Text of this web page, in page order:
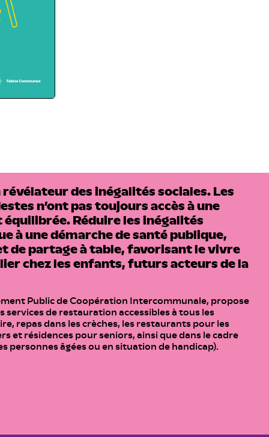
révélateur des inégalités sociales. Les
n’ont pas toujours accès à une
Réduire les inégalités
à une démarche de santé publique,
de partage à table, favorisant le vivre
chez les enfants, futurs acteurs de la
Public de Coopération Intercommunale, propose
services de restauration accessibles à tous les
repas dans les crèches, les restaurants pour les
et résidences pour seniors, ainsi que dans le cadre
personnes âgées ou en situation de handicap).